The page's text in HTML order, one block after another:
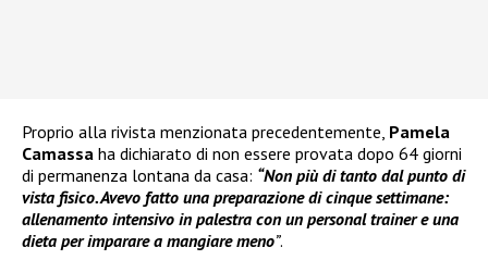
Proprio alla rivista menzionata precedentemente, Pamela
Camassa ha dichiarato di non essere provata dopo 64 giorni
di permanenza lontana da casa: “Non più di tanto dal punto di
vista fisico. Avevo fatto una preparazione di cinque settimane:
allenamento intensivo in palestra con un personal trainer e una
dieta per imparare a mangiare meno”.